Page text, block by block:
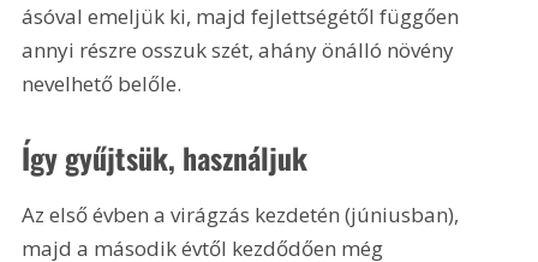
ásóval emeljük ki, majd fejlettségétől függően
annyi részre osszuk szét, ahány önálló növény
nevelhető belőle.
Így gyűjtsük, használjuk
Az első évben a virágzás kezdetén (júniusban),
majd a második évtől kezdődően még